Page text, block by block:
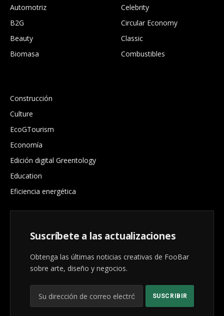
Automotriz
B2G
Beauty
Biomasa
Celebrity
Circular Economy
Classic
Combustibles
Construcción
Culture
EcoGTourism
Economía
Edición digital Greentology
Education
Eficiencia energética
Suscríbete a las actualizaciones
Obtenga las últimas noticias creativas de FooBar
sobre arte, diseño y negocios.